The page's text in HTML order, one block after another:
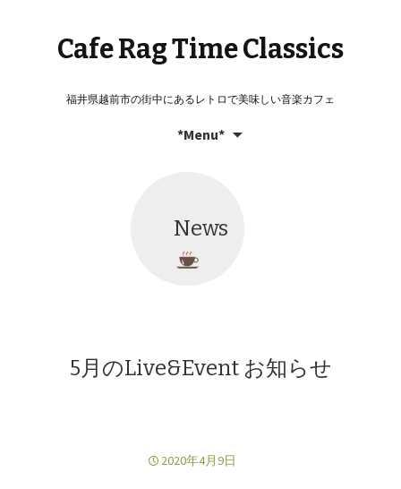
Cafe Rag Time Classics
福井県越前市の街中にあるレトロで美味しい音楽カフェ
*Menu*
News
5月のLive&Event お知らせ
2020年4月9日